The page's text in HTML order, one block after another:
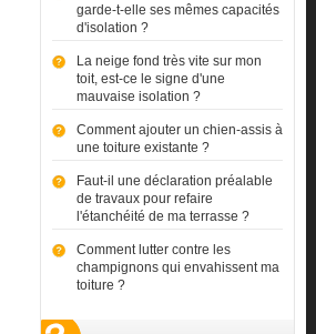
garde-t-elle ses mêmes capacités
d'isolation ?
La neige fond très vite sur mon
toit, est-ce le signe d'une
mauvaise isolation ?
Comment ajouter un chien-assis à
une toiture existante ?
Faut-il une déclaration préalable
de travaux pour refaire
l'étanchéité de ma terrasse ?
Comment lutter contre les
champignons qui envahissent ma
toiture ?